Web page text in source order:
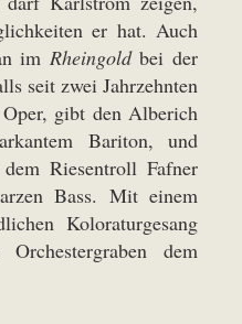
er hat. Auch
im Rheingoldbei der
seit zwei Jahrzehnten
gibt den Alberich
Bariton, und
Riesentroll Fafner
Bass. Mit einem
Koloraturgesang
dem